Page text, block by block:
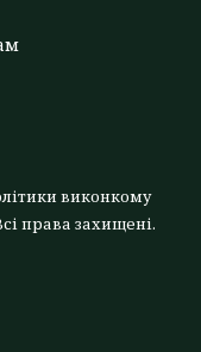
виконкому
права захищені.